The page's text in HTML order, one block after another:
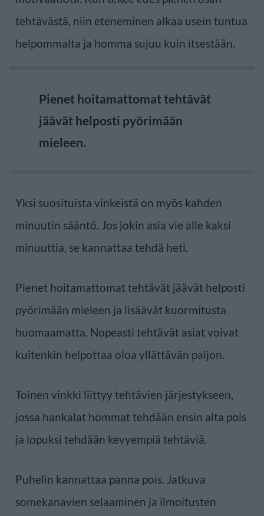
tehtävästä, niin eteneminen alkaa usein tuntua
helpommalta ja homma sujuu kuin itsestään.
Pienet hoitamattomat tehtävät
jäävät helposti pyörimään
mieleen.
Yksi suosituista vinkeistä on myös kahden
minuutin sääntö. Jos jokin asia vie alle kaksi
minuuttia, se kannattaa tehdä heti.
Pienet hoitamattomat tehtävät jäävät helposti
pyörimään mieleen ja lisäävät kuormitusta
huomaamatta. Nopeasti tehtävät asiat voivat
kuitenkin helpottaa oloa yllättävän paljon.
Toinen vinkki liittyy tehtävien järjestykseen,
jossa hankalat hommat tehdään ensin alta pois
ja lopuksi tehdään kevyempiä tehtäviä.
Puhelin kannattaa panna pois. Jatkuva
somekanavien selaaminen ja ilmoitusten